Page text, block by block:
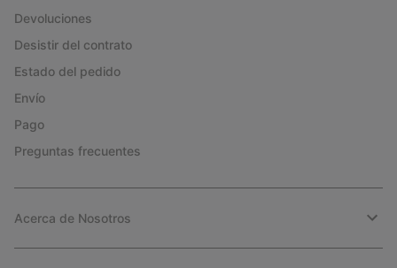
Devoluciones
Desistir del contrato
Estado del pedido
Envío
Pago
Preguntas frecuentes
Acerca de Nosotros